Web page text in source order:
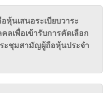
หุ้นเสนอระเบียบวาระ
ลเพื่อเข้ารับการคัดเลือก
ะชุมสามัญผู้ถือหุ้นประจำ